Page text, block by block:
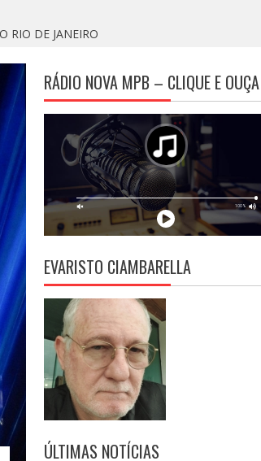
RIO DE JANEIRO
RÁDIO NOVA MPB – CLIQUE E OUÇA
EVARISTO CIAMBARELLA
ÚLTIMAS NOTÍCIAS